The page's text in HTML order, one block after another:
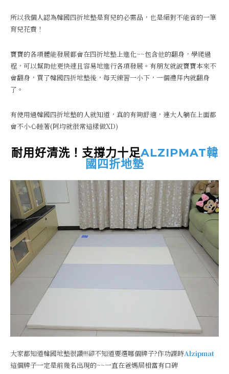
所以我個人認為韓國四折地墊是育兒的必需品，也是絕對不能省的一筆
育兒花費！
寶寶的各項體能發展都會在四折地墊上進化~~包含他的翻身，學爬過
程，可以幫助他更快速且容易地進行各項發展。有朋友就說寶寶本來不
會翻身，買了韓國四折地墊後，每天練習一小下，一個禮拜內就翻身
了。
有使用過韓國四折地墊的人就知道，真的有夠舒適，連大人躺在上面都
會不小心睡著(阿均就很常這樣做XD)
耐用好清洗！支撐力十足ALZIPMAT韓
國四折地墊
大家都知道韓國地墊很讚!!!卻不知道要選哪個牌子?作功課時Alzipmat
這個牌子一定是前幾名出現的~~一直在爸媽屆相當有口碑